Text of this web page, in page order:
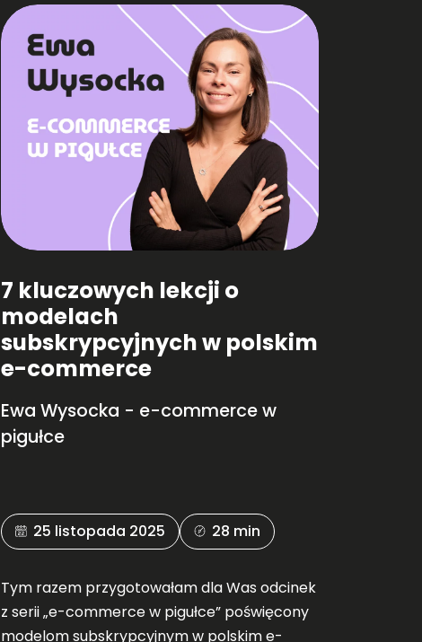
7 kluczowych lekcji o
modelach
subskrypcyjnych w polskim
e-commerce
Ewa Wysocka - e-commerce w
pigułce
25 listopada 2025 28 min
Tym razem przygotowałam dla Was odcinek
z serii „e-commerce w pigułce” poświęcony
modelom subskrypcyjnym w polskim e-